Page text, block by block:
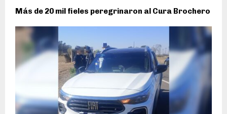
Más de 20 mil fieles peregrinaron al Cura Brochero